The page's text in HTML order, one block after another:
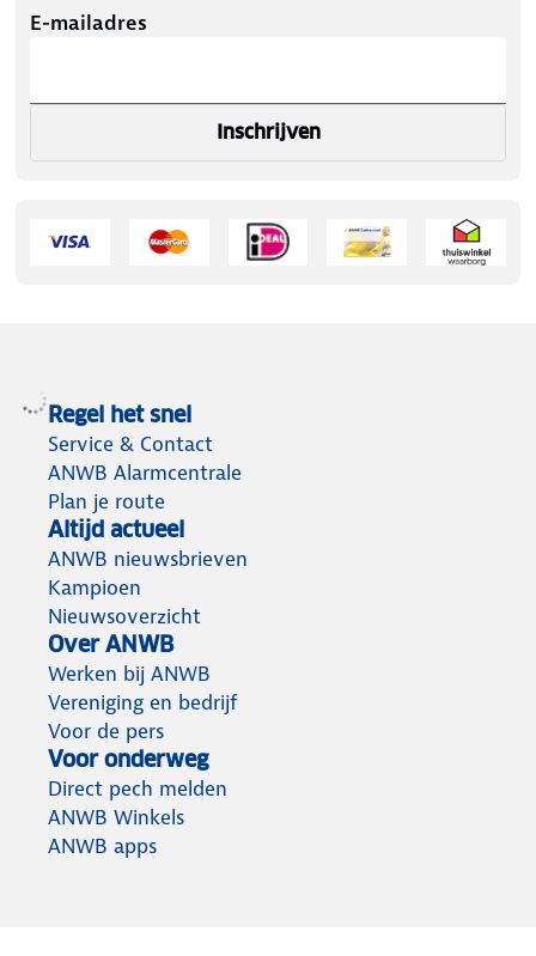
E-mailadres
Inschrijven
Regel het snel
Service & Contact
ANWB Alarmcentrale
Plan je route
Altijd actueel
ANWB nieuwsbrieven
Kampioen
Nieuwsoverzicht
Over ANWB
Werken bij ANWB
Vereniging en bedrijf
Voor de pers
Voor onderweg
Direct pech melden
ANWB Winkels
ANWB apps